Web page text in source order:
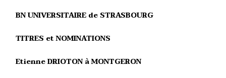
BN UNIVERSITAIRE de STRASBOURG
TITRES et NOMINATIONS
Etienne DRIOTON à MONTGERON